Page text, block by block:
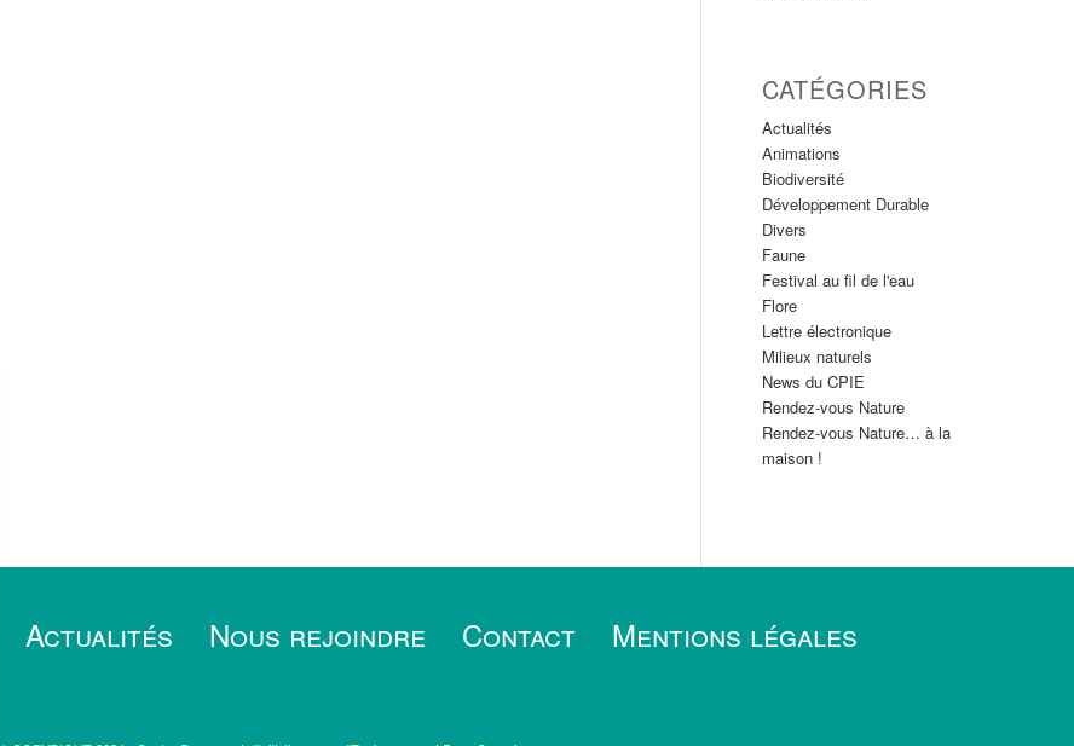
CATÉGORIES
Actualités
Animations
Biodiversité
Développement Durable
Divers
Faune
Festival au fil de l'eau
Flore
Lettre électronique
Milieux naturels
News du CPIE
Rendez-vous Nature
Rendez-vous Nature… à la
maison !
Actualités Nous rejoindre Contact Mentions légales